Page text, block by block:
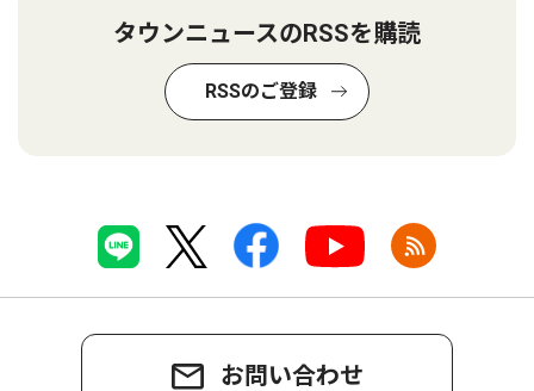
タウンニュースのRSSを購読
RSSのご登録
お問い合わせ